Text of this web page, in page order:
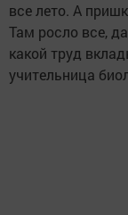
все лето. А
Там росло все,
какой труд
учительница